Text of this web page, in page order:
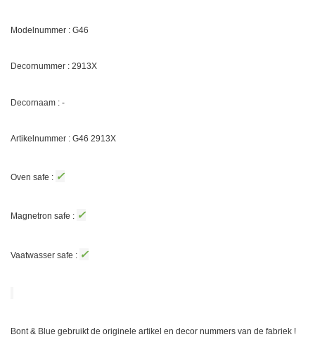
Modelnummer : G46
Decornummer : 2913X
Decornaam : -
Artikelnummer : G46 2913X
Oven safe : ✓
Magnetron safe : ✓
Vaatwasser safe : ✓
Bont & Blue gebruikt de originele artikel en decor nummers van de fabriek !